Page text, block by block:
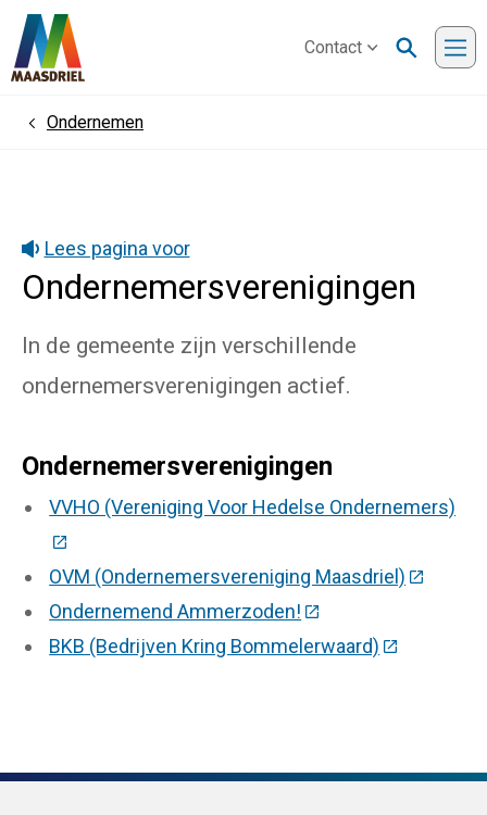
Contact
HomeOndernemen
Lees pagina voor
Ondernemersverenigingen
In de gemeente zijn verschillende
ondernemersverenigingen actief.
Ondernemersverenigingen
VVHO (Vereniging Voor Hedelse Ondernemers)
(Deze link gaat naar een externe website)
OVM (Ondernemersvereniging Maasdriel) (Deze
Ondernemend Ammerzoden! (Deze link gaat naar
BKB (Bedrijven Kring Bommelerwaard) (Deze link